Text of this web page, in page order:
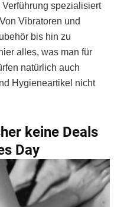
spezialisiert
Vibratoren und
bis hin zu
alles, was man für
natürlich auch
Hygieneartikel nicht
keine Deals
Day